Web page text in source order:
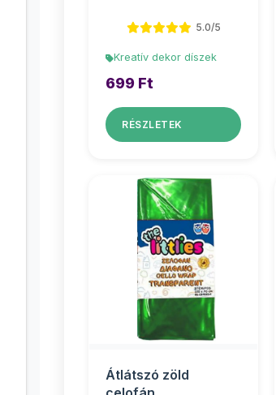
5.0/5
Kreatív dekor díszek
699 Ft
RÉSZLETEK
Átlátszó zöld